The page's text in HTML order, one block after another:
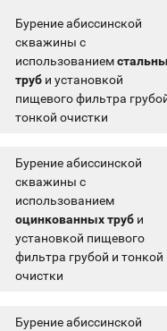
Бурение абиссинской
скважины с
использованием
труби установкой
пищевого фильтра
тонкой очистки
Бурение абиссинской
скважины с
использованием
оцинкованных труби
установкой пищевого
фильтра грубой и тонкой
очистки
Бурение абиссинской